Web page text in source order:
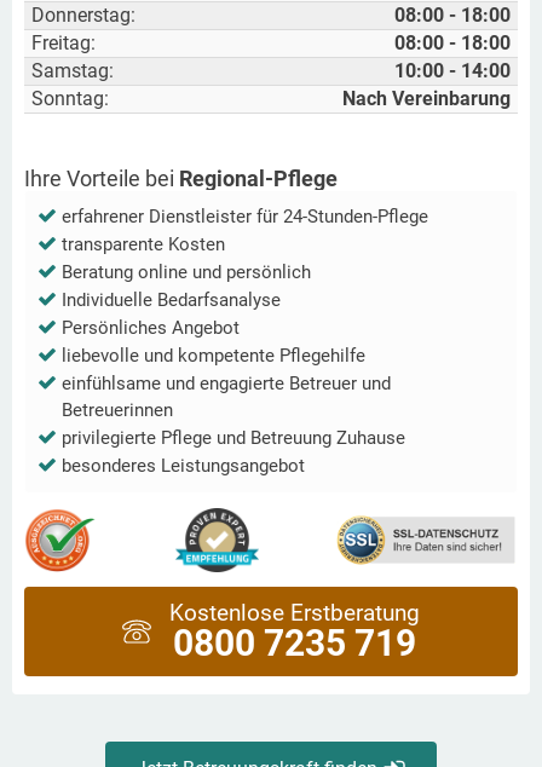
Donnerstag:
08:00 - 18:00
Freitag:
08:00 - 18:00
Samstag:
10:00 - 14:00
Sonntag:
Nach Vereinbarung
Ihre Vorteile bei Regional-Pflege
erfahrener Dienstleister für 24-Stunden-Pflege
transparente Kosten
Beratung online und persönlich
Individuelle Bedarfsanalyse
Persönliches Angebot
liebevolle und kompetente Pflegehilfe
einfühlsame und engagierte Betreuer und
Betreuerinnen
privilegierte Pflege und Betreuung Zuhause
besonderes Leistungsangebot
Kostenlose Erstberatung
0800 7235 719